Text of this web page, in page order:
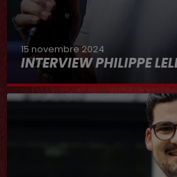
15 novembre 2024
INTERVIEW PHILIPPE